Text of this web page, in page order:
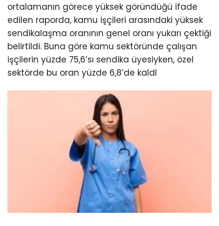
ortalamanın görece yüksek göründüğü ifade
edilen raporda, kamu işçileri arasındaki yüksek
sendikalaşma oranının genel oranı yukarı çektiği
belirtildi. Buna göre kamu sektöründe çalışan
işçilerin yüzde 75,6’sı sendika üyesiyken, özel
sektörde bu oran yüzde 6,8’de kaldI